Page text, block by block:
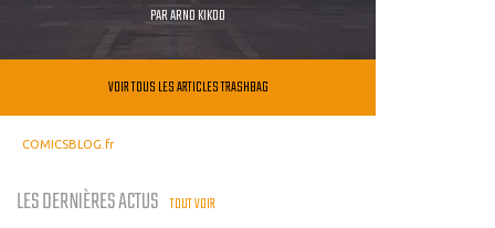
PARARNO KIKOO
VOIR TOUS LES ARTICLES TRASHBAG
COMICSBLOG.fr
LES DERNIÈRES ACTUS TOUT VOIR